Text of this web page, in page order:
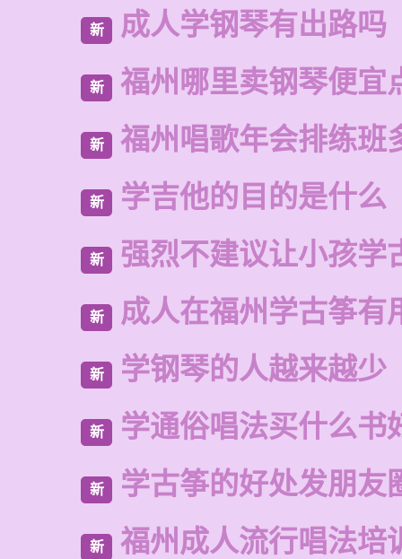
新 成人学钢琴有出路吗
新 福州哪里卖钢琴便宜
新 福州唱歌年会排练班
新 学吉他的目的是什么
新 强烈不建议让小孩学
新 成人在福州学古筝有
新 学钢琴的人越来越少
新 学通俗唱法买什么书
新 学古筝的好处发朋友
新 福州成人流行唱法培